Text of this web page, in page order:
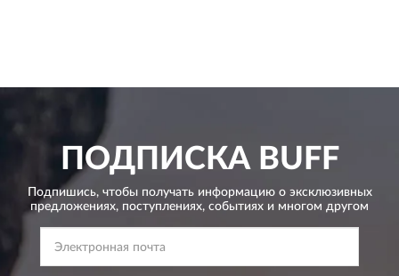
ПОДПИСКАBUFF
Подпишись, чтобы получать информацию о эксклюзивных
предложениях, поступлениях, событиях и многом другом